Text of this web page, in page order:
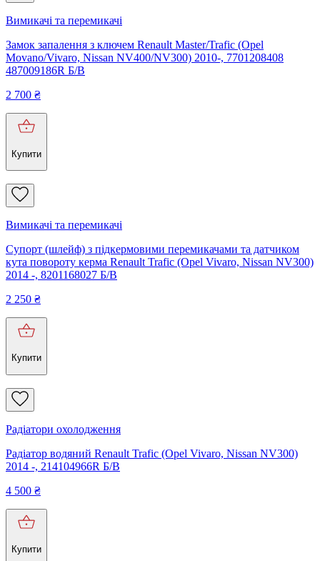
Вимикачі та перемикачі
Замок запалення з ключем Renault Master/Trafic (Opel
Movano/Vivaro, Nissan NV400/NV300) 2010-, 7701208408
487009186R Б/В
2 700 ₴
Купити
Вимикачі та перемикачі
Супорт (шлейф) з підкермовими перемикачами та датчиком
кута повороту керма Renault Trafic (Opel Vivaro, Nissan NV300)
2014 -, 8201168027 Б/В
2 250 ₴
Купити
Радіатори охолодження
Радіатор водяний Renault Trafic (Opel Vivaro, Nissan NV300)
2014 -, 214104966R Б/В
4 500 ₴
Купити